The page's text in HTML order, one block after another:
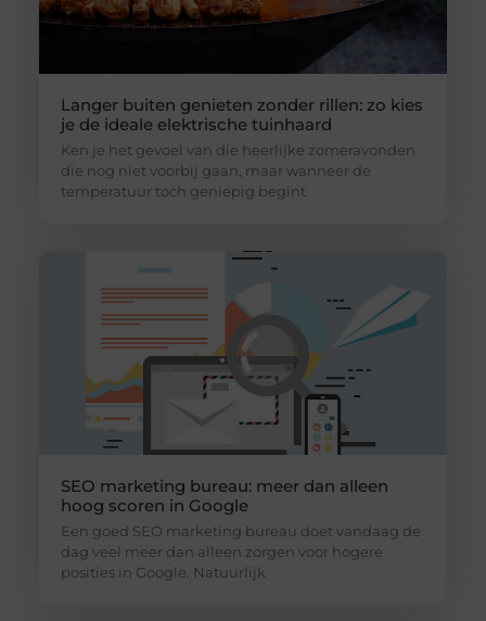
Langer buiten genieten zonder rillen: zo kies
je de ideale elektrische tuinhaard
Ken je het gevoel van die heerlijke zomeravonden
die nog niet voorbij gaan, maar wanneer de
temperatuur toch geniepig begint
SEO marketing bureau: meer dan alleen
hoog scoren in Google
Een goed SEO marketing bureau doet vandaag de
dag veel meer dan alleen zorgen voor hogere
posities in Google. Natuurlijk